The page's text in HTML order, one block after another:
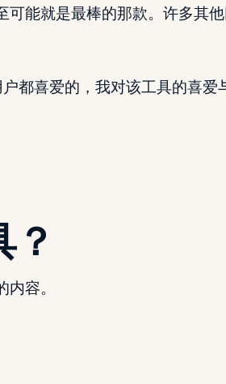
可能就是最棒的那款。许多其
都喜爱的，我对该工具的喜爱
容。